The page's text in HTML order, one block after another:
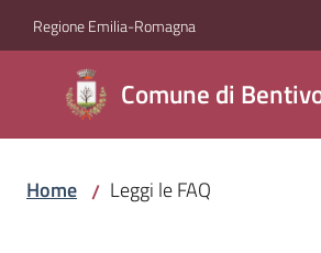
Vai al contenuto
Vai alla navigazione
Vai al footer
Regione Emilia-Romagna
Comune di
Comune di
Bentivoglio
Amministrazione
Home / Leggi le FAQ